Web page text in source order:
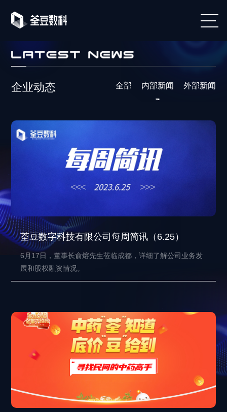
企业动态 全部 内部新闻 外部新闻
荃豆数字科技有限公司每周简讯（6.25）
6月17日，董事长俞熔先生莅临成都，详细了解公司业务发
展和股权融资情况。